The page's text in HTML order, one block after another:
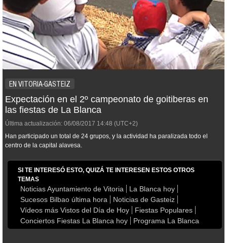
EN VITORIA-GASTEIZ
Expectación en el 2º campeonato de goitiberas en
las fiestas de La Blanca
Última actualización: 06/08/2017 14:48 (UTC+2)
Han participado un total de 24 grupos, y la actividad ha paralizada todo el
centro de la capital alavesa.
SI TE INTERESÓ ESTO, QUIZÁ TE INTERESEN ESTOS OTROS
TEMAS
Noticias Ayuntamiento de Vitoria
La Blanca hoy
Sucesos Bilbao última hora
Noticias de Gasteiz
Vídeos más Vistos del Día de Hoy
Fiestas Populares
Conciertos Fiestas La Blanca hoy
Programa La Blanca